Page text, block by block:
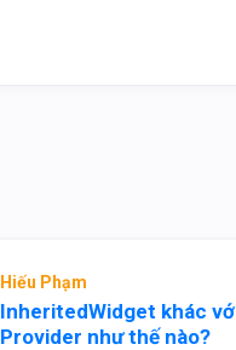
Hiếu Phạm
InheritedWidget khác
Provider như thế nào?